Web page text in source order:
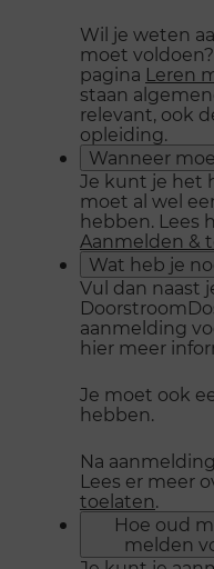
Wil je weten
moet
pagina Leren
staan
relevant, ook
opleiding.
Wanneer
Je kunt je het
moet al wel
hebben. Lees
Aanmelden &
Wat heb je
Vul dan naast
aanmelding
hier meer
Je moet ook
hebben.
Na
Lees er meer
toelaten.
Hoe oud
melden